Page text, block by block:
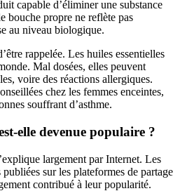
capable d’éliminer une substance
bouche propre ne reflète pas
au niveau biologique.
rappelée. Les huiles essentielles
Mal dosées, elles peuvent
voire des réactions allergiques.
chez les femmes enceintes,
souffrant d’asthme.
elle devenue populaire ?
largement par Internet. Les
sur les plateformes de partage
contribué à leur popularité.